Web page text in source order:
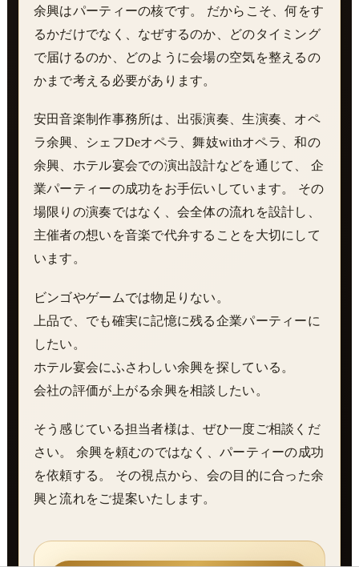
余興はパーティーの核です。 だからこそ、何をす
るかだけでなく、なぜするのか、どのタイミング
で届けるのか、どのように会場の空気を整えるの
かまで考える必要があります。
安田音楽制作事務所は、出張演奏、生演奏、オペ
ラ余興、シェフDeオペラ、舞妓withオペラ、和の
余興、ホテル宴会での演出設計などを通じて、 企
業パーティーの成功をお手伝いしています。 その
場限りの演奏ではなく、会全体の流れを設計し、
主催者の想いを音楽で代弁することを大切にして
います。
ビンゴやゲームでは物足りない。
上品で、でも確実に記憶に残る企業パーティーに
したい。
ホテル宴会にふさわしい余興を探している。
会社の評価が上がる余興を相談したい。
そう感じている担当者様は、ぜひ一度ご相談くだ
さい。 余興を頼むのではなく、パーティーの成功
を依頼する。 その視点から、会の目的に合った余
興と流れをご提案いたします。